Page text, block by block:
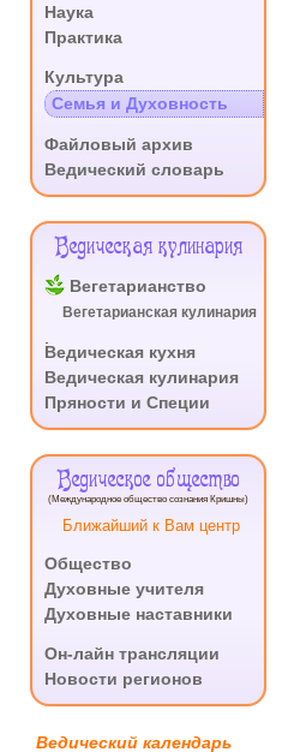
Наука
Практика
Культура
Семья и Духовность
Файловый архив
Ведический словарь
Ведическая кулинария
Вегетарианство
Вегетарианская кулинария
Ведическая кухня
Ведическая кулинария
Пряности и Специи
Ведическое общество
(Международное общество сознания Кришны)
Ближайший к Вам центр
Общество
Духовные учителя
Духовные наставники
Он-лайн трансляции
Новости регионов
Ведический календарь